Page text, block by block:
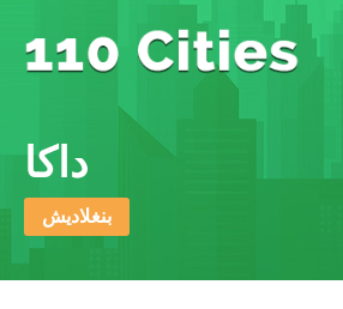
داكا
بنغلاديش